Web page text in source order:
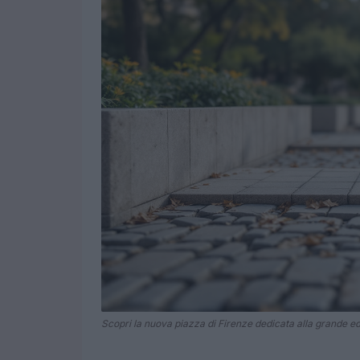
Scopri la nuova piazza di Firenze dedicata alla grande